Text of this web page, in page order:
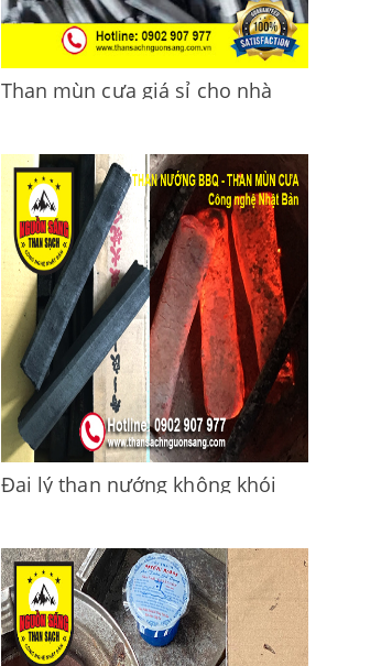
Than mùn cưa giá sỉ cho nhà
CÔNG TY THAN SẠCH NGUỒN SÁNG
CHUYÊN SẢN XUẤT CUNG CẤP:- Than
mùn cưa, than Gáo dừa, than nướng
không khói...-...
Đại lý than nướng không khói
Đại lý than nướng không khói quận Phú
Nhuận, giao hàng tận nơi- Than Nướng
Không khói Uy tín tại TP.HCM, đa...